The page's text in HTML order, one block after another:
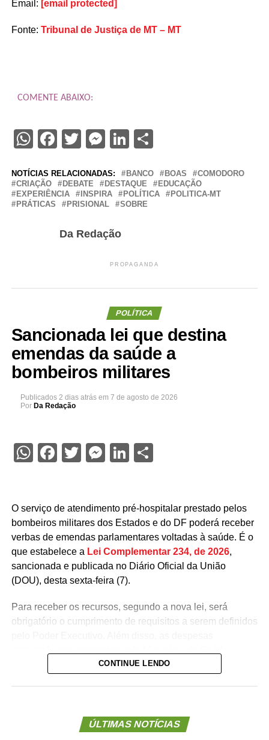
Email: [email protected]
Fonte: Tribunal de Justiça de MT – MT
COMENTE ABAIXO:
WhatsApp
Facebook
TwitterMessenger
LinkedIn
NOTÍCIAS RELACIONADAS: BANCO BOAS
COMODORO
CRIAÇÃO
DEBATE DESTAQUE
EDUCAÇÃO
EXPERIÊNCIA
INSPIRA POLÍTICA
POLITICA-MT
PRÁTICAS
PRISIONAL SOBRE
Da Redação
PROPAGANDA
POLÍTICA
Sancionada lei que destina
emendas da saúde a
bombeiros militares
Publicados 2 dias atrás em 7 de agosto de 2026
Por Da Redação
WhatsApp
Facebook
TwitterMessenger
LinkedIn
O serviço de atendimento pré-hospitalar prestado pelos
bombeiros militares dos Estados e do DF poderá receber
verbas de emendas parlamentares voltadas à saúde. É o
que estabelece a Lei Complementar 234, de 2026,
sancionada e publicada no Diário Oficial da União
(DOU), desta sexta-feira (7).
Para receber os recursos, segundo a nova lei, será
obrigatório o cumprimento de requisitos a serem definidos
A lei proíbe o uso dessas emendas para pagamento de
não seja relativo ao atendimento pré-hospitalar.
CONTINUE LENDO
ÚLTIMAS NOTÍCIAS